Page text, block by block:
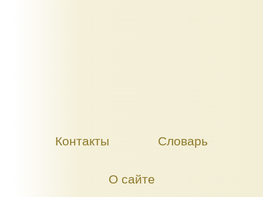
Контакты Словарь
О сайте